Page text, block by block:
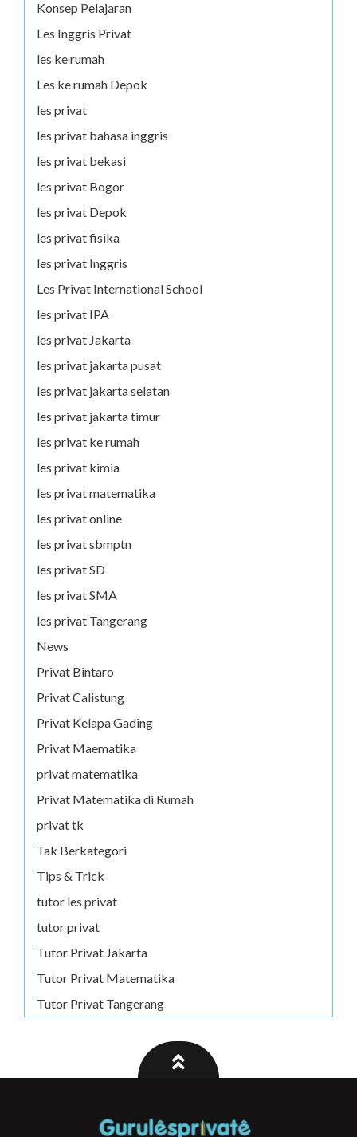
Konsep Pelajaran
Les Inggris Privat
les ke rumah
Les ke rumah Depok
les privat
les privat bahasa inggris
les privat bekasi
les privat Bogor
les privat Depok
les privat fisika
les privat Inggris
Les Privat International School
les privat IPA
les privat Jakarta
les privat jakarta pusat
les privat jakarta selatan
les privat jakarta timur
les privat ke rumah
les privat kimia
les privat matematika
les privat online
les privat sbmptn
les privat SD
les privat SMA
les privat Tangerang
News
Privat Bintaro
Privat Calistung
Privat Kelapa Gading
Privat Maematika
privat matematika
Privat Matematika di Rumah
privat tk
Tak Berkategori
Tips & Trick
tutor les privat
tutor privat
Tutor Privat Jakarta
Tutor Privat Matematika
Tutor Privat Tangerang